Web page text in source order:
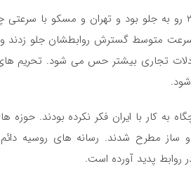
البته باید گفت که همکاری اقتصادی و سیاسی دو کشور در سال ۲۰۲۱ رو به جلو بود و تهران و
سرعت متوسط گسترش روابطشان جلو زدند
تجاری بیشتر حس می شود. تحریم
به کار با ایران فکر نکرده بودند. حوزه
مطرح شدند. رسانه های روسیه
روابط پدید آورده است.